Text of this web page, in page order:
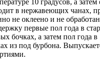
в нержавеющих чанах,
не оклеено и не
первые пол года в
бочках, а затем пол года в
из под бурбона.